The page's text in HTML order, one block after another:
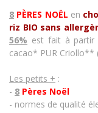
8 PÈRES NOËL en
riz BIO sans
56% est fait à
cacao* PUR Criollo**
Les petits + :
- 8 Pères Noël
- normes de qualité